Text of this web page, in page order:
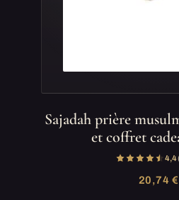
Sajadah prière
et coffret
4,4
20,74 €